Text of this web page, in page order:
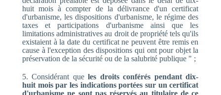
huit mois à compter de la délivrance d'un certificat
d'urbanisme, les dispositions d'urbanisme, le régime des
taxes et participations d'urbanisme ainsi que les
limitations administratives au droit de propriété tels qu'ils
existaient à la date du certificat ne peuvent être remis en
cause à l'exception des dispositions qui ont pour objet la
préservation de la sécurité ou de la salubrité publique " ;
5. Considérant queles droits conférés pendant dix-
huit mois par les indications portées sur un certificat